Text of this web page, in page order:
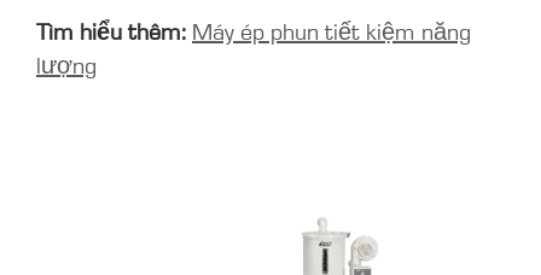
Tìm hiểu thêm: Máy ép phun tiết kiệm năng
lượng